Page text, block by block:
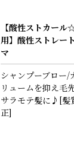
【酸性ストカー
用】酸性ストレー
マ
シャンプーブロー
リュームを抑え毛
サラモテ髪に♪[髪
正]